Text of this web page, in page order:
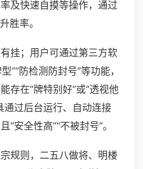
及快速自摸等操作，通过
胜率。
挂；用户可通过第三方软
”“防检测防封号”等功能，
存在“牌特别好”或“透视他
通过后台运行、自动连接
安全性高”“不被封号”。
规则，二五八做将、明楼